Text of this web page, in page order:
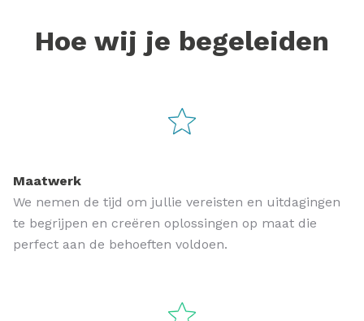
Hoe wij je begeleiden
Maatwerk
We nemen de tijd om jullie vereisten en uitdagingen
te begrijpen en creëren oplossingen op maat die
perfect aan de behoeften voldoen.